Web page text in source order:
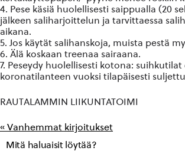
4. Pese käsiä huolellisesti saippualla (20
jälkeen saliharjoittelun ja tarvittaessa
aikana.
5. Jos käytät salihanskoja, muista pestä
6. Älä koskaan treenaa sairaana.
7. Peseydy huolellisesti kotona: suihkutilat
koronatilanteen vuoksi tilapäisesti
RAUTALAMMIN LIIKUNTATOIMI
« Vanhemmat kirjoitukset